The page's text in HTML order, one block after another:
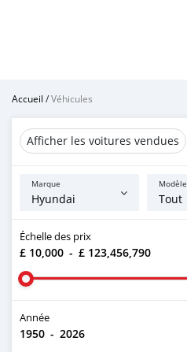
Accueil /Véhicules
Afficher les voitures vendues
Marque Modèle
Échelle des prix
£ 10,000 - £ 123,456,790
Année
1950 - 2026